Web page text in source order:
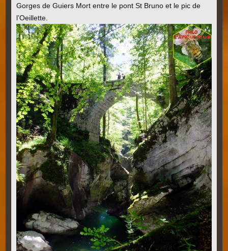
Gorges de Guiers Mort entre le pont St Bruno et le pic de
l’Oeillette.